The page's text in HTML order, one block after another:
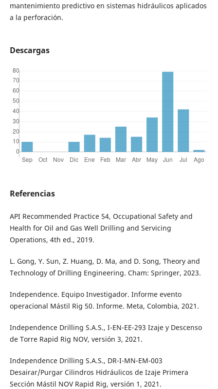
mantenimiento predictivo en sistemas hidráulicos aplicados
a la perforación.
Descargas
Referencias
API Recommended Practice 54, Occupational Safety and
Health for Oil and Gas Well Drilling and Servicing
Operations, 4th ed., 2019.
L. Gong, Y. Sun, Z. Huang, D. Ma, and D. Song, Theory and
Technology of Drilling Engineering. Cham: Springer, 2023.
Independence. Equipo Investigador. Informe evento
operacional Mástil Rig 50. Informe. Meta, Colombia, 2021.
Independence Drilling S.A.S., I-EN-EE-293 Izaje y Descenso
de Torre Rapid Rig NOV, versión 3, 2021.
Independence Drilling S.A.S., DR-I-MN-EM-003
Desairar/Purgar Cilindros Hidráulicos de Izaje Primera
Sección Mástil NOV Rapid Rig, versión 1, 2021.